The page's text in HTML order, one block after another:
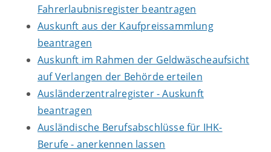
Fahrerlaubnisregister beantragen
Auskunft aus der Kaufpreissammlung
beantragen
Auskunft im Rahmen der Geldwäscheaufsicht
auf Verlangen der Behörde erteilen
Ausländerzentralregister - Auskunft
beantragen
Ausländische Berufsabschlüsse für IHK-
Berufe - anerkennen lassen